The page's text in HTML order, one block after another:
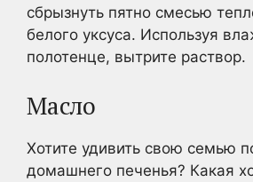
сбрызнуть пятно смесью
белого уксуса. Используя
полотенце, вытрите раствор.
Масло
Хотите удивить свою семью
домашнего печенья? Какая